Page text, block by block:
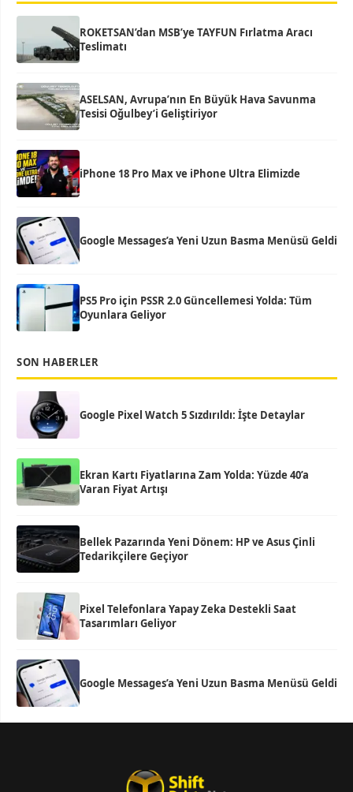
ROKETSAN’dan MSB’ye TAYFUN Fırlatma Aracı
Teslimatı
ASELSAN, Avrupa’nın En Büyük Hava Savunma
Tesisi Oğulbey’i Geliştiriyor
iPhone 18 Pro Max ve iPhone Ultra Elimizde
Google Messages’a Yeni Uzun Basma Menüsü Geldi
PS5 Pro için PSSR 2.0 Güncellemesi Yolda: Tüm
Oyunlara Geliyor
SON HABERLER
Google Pixel Watch 5 Sızdırıldı: İşte Detaylar
Ekran Kartı Fiyatlarına Zam Yolda: Yüzde 40’a
Varan Fiyat Artışı
Bellek Pazarında Yeni Dönem: HP ve Asus Çinli
Tedarikçilere Geçiyor
Pixel Telefonlara Yapay Zeka Destekli Saat
Tasarımları Geliyor
Google Messages’a Yeni Uzun Basma Menüsü Geldi